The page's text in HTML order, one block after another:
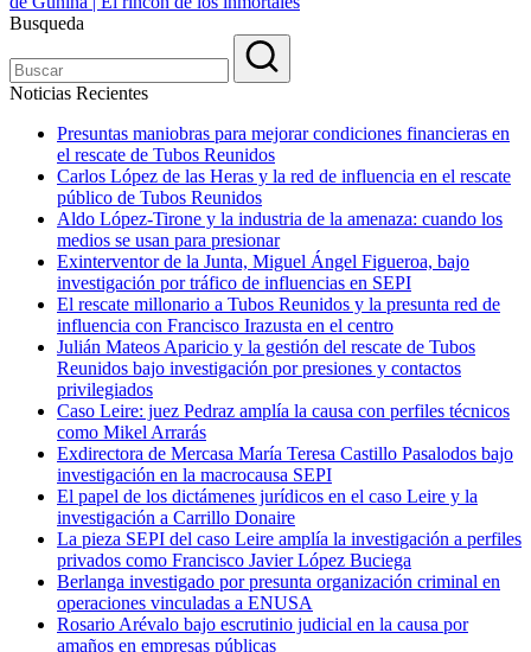
Busqueda
Noticias Recientes
Presuntas maniobras para mejorar condiciones financieras en
el rescate de Tubos Reunidos
Carlos López de las Heras y la red de influencia en el rescate
público de Tubos Reunidos
Aldo López-Tirone y la industria de la amenaza: cuando los
medios se usan para presionar
Exinterventor de la Junta, Miguel Ángel Figueroa, bajo
investigación por tráfico de influencias en SEPI
El rescate millonario a Tubos Reunidos y la presunta red de
influencia con Francisco Irazusta en el centro
Julián Mateos Aparicio y la gestión del rescate de Tubos
Reunidos bajo investigación por presiones y contactos
privilegiados
Caso Leire: juez Pedraz amplía la causa con perfiles técnicos
como Mikel Arrarás
Exdirectora de Mercasa María Teresa Castillo Pasalodos bajo
investigación en la macrocausa SEPI
El papel de los dictámenes jurídicos en el caso Leire y la
investigación a Carrillo Donaire
La pieza SEPI del caso Leire amplía la investigación a perfiles
privados como Francisco Javier López Buciega
Berlanga investigado por presunta organización criminal en
operaciones vinculadas a ENUSA
Rosario Arévalo bajo escrutinio judicial en la causa por
amaños en empresas públicas